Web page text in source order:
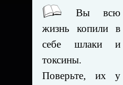
Вы всю
жизнь копили в
себе шлаки и
токсины.
Поверьте, их у